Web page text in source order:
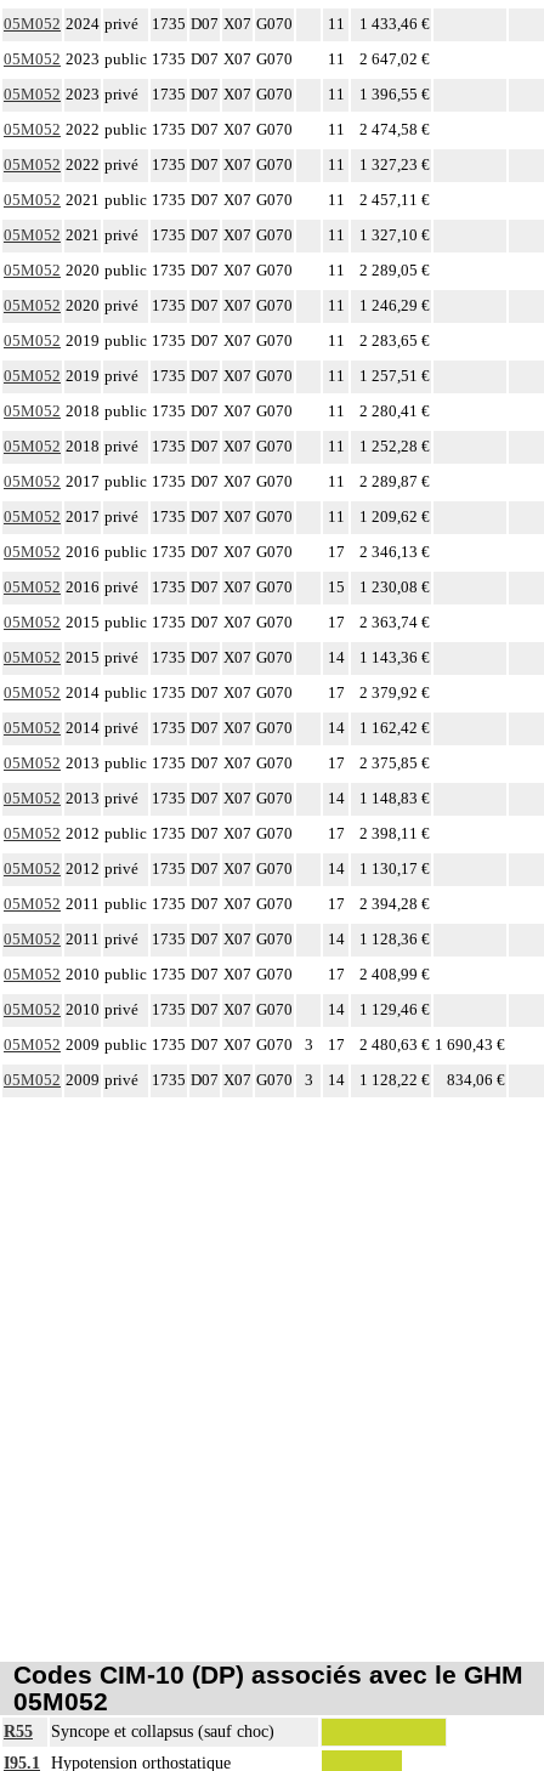
05M052 2024 privé 1735 D07 X07 G070 11
1 433,46 €
05M052 2023 public 1735 D07 X07 G070 11
2 647,02 €
05M052 2023 privé 1735 D07 X07 G070 11
1 396,55 €
05M052 2022 public 1735 D07 X07 G070 11
2 474,58 €
05M052 2022 privé 1735 D07 X07 G070 11
1 327,23 €
05M052 2021 public 1735 D07 X07 G070 11
2 457,11 €
05M052 2021 privé 1735 D07 X07 G070 11
1 327,10 €
05M052 2020 public 1735 D07 X07 G070 11
2 289,05 €
05M052 2020 privé 1735 D07 X07 G070 11
1 246,29 €
05M052 2019 public 1735 D07 X07 G070 11
2 283,65 €
05M052 2019 privé 1735 D07 X07 G070 11
1 257,51 €
05M052 2018 public 1735 D07 X07 G070 11
2 280,41 €
05M052 2018 privé 1735 D07 X07 G070 11
1 252,28 €
05M052 2017 public 1735 D07 X07 G070 11
2 289,87 €
05M052 2017 privé 1735 D07 X07 G070 11
1 209,62 €
05M052 2016 public 1735 D07 X07 G070 17
2 346,13 €
05M052 2016 privé 1735 D07 X07 G070 15
1 230,08 €
05M052 2015 public 1735 D07 X07 G070 17
2 363,74 €
05M052 2015 privé 1735 D07 X07 G070 14
1 143,36 €
05M052 2014 public 1735 D07 X07 G070 17
2 379,92 €
05M052 2014 privé 1735 D07 X07 G070 14
1 162,42 €
05M052 2013 public 1735 D07 X07 G070 17
2 375,85 €
05M052 2013 privé 1735 D07 X07 G070 14
1 148,83 €
05M052 2012 public 1735 D07 X07 G070 17
2 398,11 €
05M052 2012 privé 1735 D07 X07 G070 14
1 130,17 €
05M052 2011 public 1735 D07 X07 G070 17
2 394,28 €
05M052 2011 privé 1735 D07 X07 G070 14
1 128,36 €
05M052 2010 public 1735 D07 X07 G070 17
2 408,99 €
05M052 2010 privé 1735 D07 X07 G070 14
1 129,46 €
05M052 2009 public 1735 D07 X07 G070 3 17 2 480,63 € 1 690,43 €
05M052 2009 privé 1735 D07 X07 G070 3 14 1 128,22 € 834,06 €
Codes CIM-10 (DP) associés avec le GHM
05M052
R55
Syncope et collapsus (sauf choc)
I95.1
Hypotension orthostatique